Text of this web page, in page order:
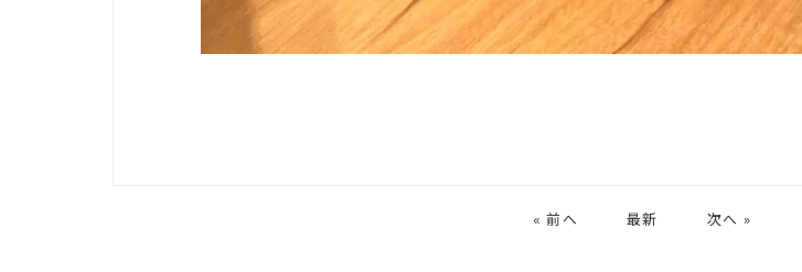
« 前へ 最新 次へ »